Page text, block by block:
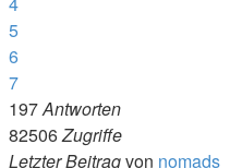
5
6
7
197Antworten
82506Zugriffe
Letzter Beitragvon nomads